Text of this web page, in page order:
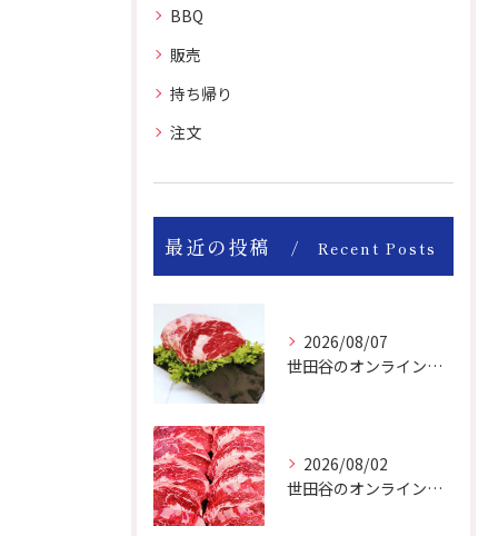
BBQ
販売
持ち帰り
注文
最近の投稿 Recent Posts
2026/08/07
世田谷のオンライン肉屋のお肉は美味しいですよ！
2026/08/02
世田谷のオンライン肉屋は厳選輸入牛を取り扱っています。